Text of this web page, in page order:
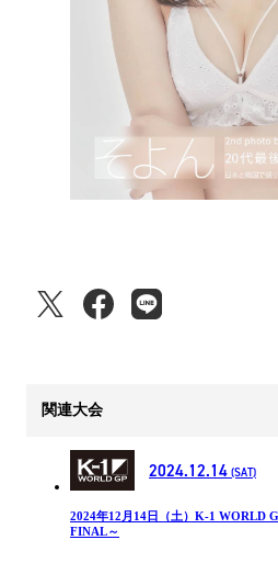
関連大会
2024.12.14 (SAT)
2024年12⽉14⽇（土）K-1 WORLD
FINAL～